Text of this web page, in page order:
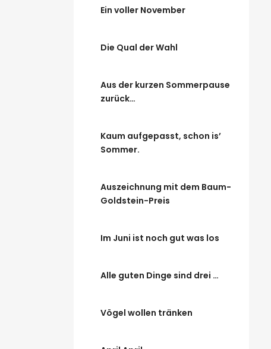
Ein voller November
Die Qual der Wahl
Aus der kurzen Sommerpause
zurück…
Kaum aufgepasst, schon is’
Sommer.
Auszeichnung mit dem Baum-
Goldstein-Preis
Im Juni ist noch gut was los
Alle guten Dinge sind drei …
Vögel wollen tränken